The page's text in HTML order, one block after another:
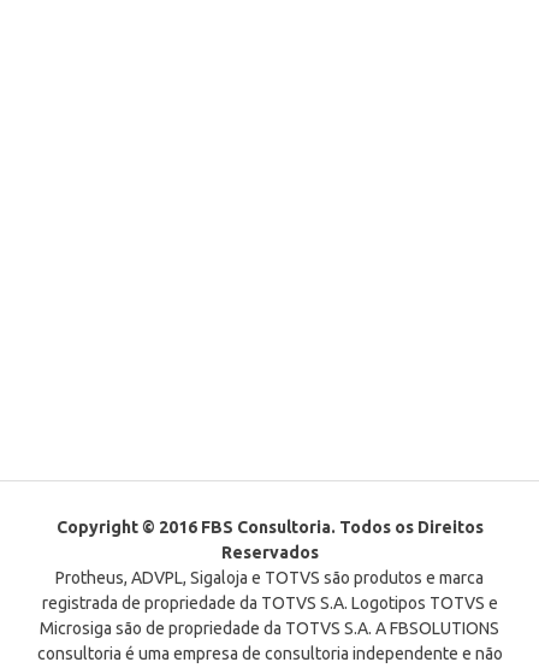
Copyright © 2016 FBS Consultoria. Todos os Direitos
Reservados
Protheus, ADVPL, Sigaloja e TOTVS são produtos e marca
registrada de propriedade da TOTVS S.A. Logotipos TOTVS e
Microsiga são de propriedade da TOTVS S.A. A FBSOLUTIONS
consultoria é uma empresa de consultoria independente e não